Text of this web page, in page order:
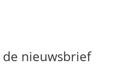
nieuwsbrief